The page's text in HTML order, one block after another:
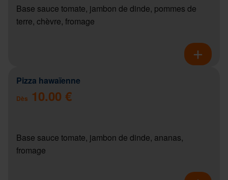
Base sauce tomate, jambon de dinde, pommes de
terre, chèvre, fromage
Pizza hawaïenne
Dès 10.00 €
Base sauce tomate, jambon de dinde, ananas,
fromage